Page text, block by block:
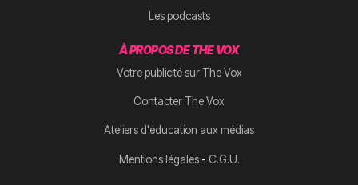
Les podcasts
À PROPOS DE THE VOX
Votre publicité sur The Vox
Contacter The Vox
Ateliers d'éducation aux médias
Mentions légales- C.G.U.